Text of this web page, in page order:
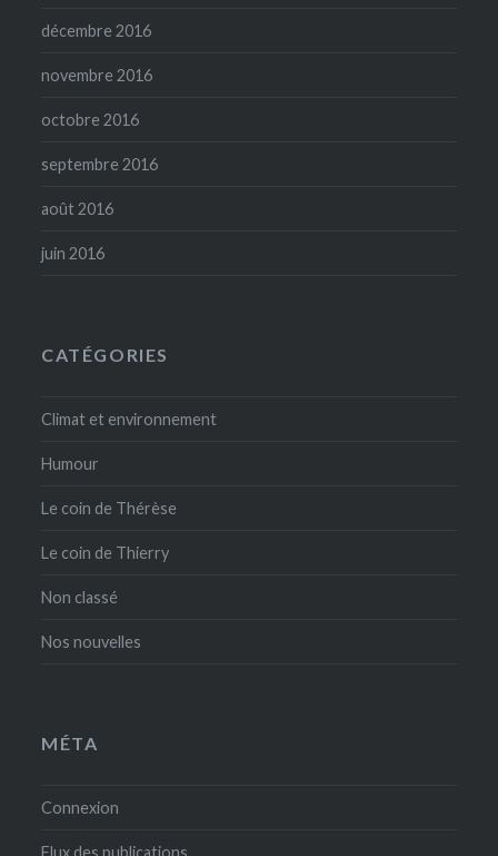
décembre 2016
novembre 2016
octobre 2016
septembre 2016
août 2016
juin 2016
CATÉGORIES
Climat et environnement
Humour
Le coin de Thérèse
Le coin de Thierry
Non classé
Nos nouvelles
MÉTA
Connexion
Flux des publications